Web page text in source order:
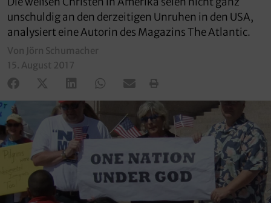
unschuldig an den derzeitigen Unruhen in den USA,
analysiert eine Autorin des Magazins The Atlantic.
Von Jörn Schumacher
15. August 2017